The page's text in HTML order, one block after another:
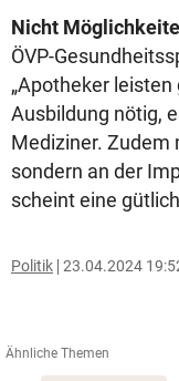
Nicht
ÖVP-
„Apotheker
Ausbildung nötig,
Mediziner. Zudem
sondern an der
scheint eine
Politik 23.04.2024
Ähnliche Themen